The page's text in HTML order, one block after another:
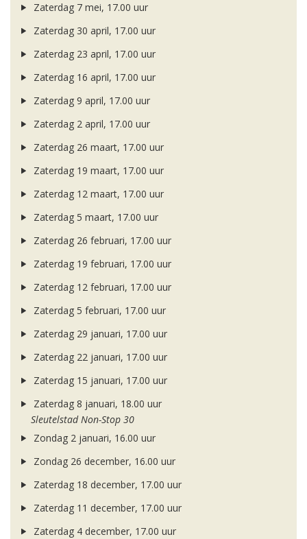
Zaterdag 7 mei, 17.00 uur
Zaterdag 30 april, 17.00 uur
Zaterdag 23 april, 17.00 uur
Zaterdag 16 april, 17.00 uur
Zaterdag 9 april, 17.00 uur
Zaterdag 2 april, 17.00 uur
Zaterdag 26 maart, 17.00 uur
Zaterdag 19 maart, 17.00 uur
Zaterdag 12 maart, 17.00 uur
Zaterdag 5 maart, 17.00 uur
Zaterdag 26 februari, 17.00 uur
Zaterdag 19 februari, 17.00 uur
Zaterdag 12 februari, 17.00 uur
Zaterdag 5 februari, 17.00 uur
Zaterdag 29 januari, 17.00 uur
Zaterdag 22 januari, 17.00 uur
Zaterdag 15 januari, 17.00 uur
Zaterdag 8 januari, 18.00 uur
Sleutelstad Non-Stop 30
Zondag 2 januari, 16.00 uur
Zondag 26 december, 16.00 uur
Zaterdag 18 december, 17.00 uur
Zaterdag 11 december, 17.00 uur
Zaterdag 4 december, 17.00 uur